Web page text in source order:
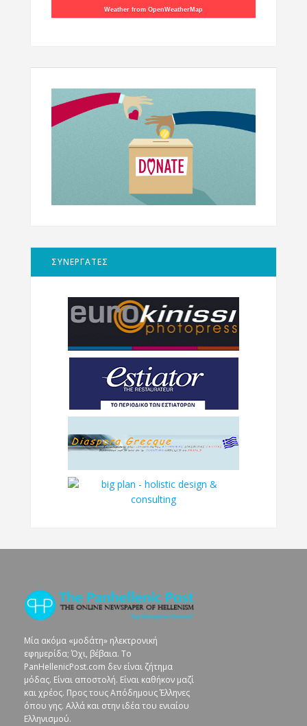
Weather from OpenWeatherMap
ΣΥΝΕΡΓΑΤΕΣ
Μία ακόμα «μοδάτη» ηλεκτρονική
εφημερίδα; Όχι, βέβαια. To
PanHellenicPost.com δεν είναι ζήτημα
μόδας. Είναι αποστολή. Είναι καθήκον μαζί
και χρέος. Προς τους Απόδημους Έλληνες
όπου γης. Αλλά και στην ιδέα του ενιαίου
Ελληνισμού.